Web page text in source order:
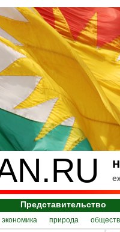
Представительство
экономика природа